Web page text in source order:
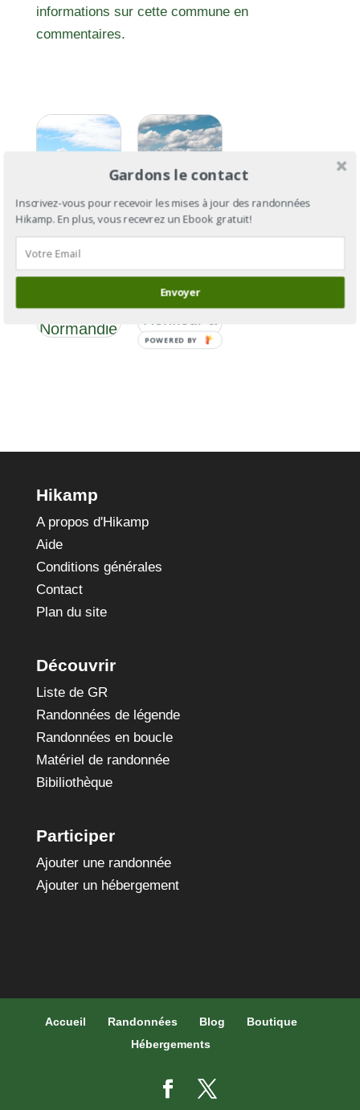
informations sur cette commune en
commentaires.
GR®223 :
la
Normandie
section 1 :
de
Cherbourg
Hikamp
A propos d'Hikamp
Aide
Conditions générales
Contact
Plan du site
Découvrir
Liste de GR
Randonnées de légende
Randonnées en boucle
Matériel de randonnée
Bibiliothèque
Participer
Ajouter une randonnée
Ajouter un hébergement
Accueil Randonnées Blog
Boutique
Hébergements
Gardons le contact
Inscrivez-vous pour recevoir les mises à jour des randonnées
Hikamp. En plus, vous recevrez un Ebook gratuit!
Envoyer
POWERED BY